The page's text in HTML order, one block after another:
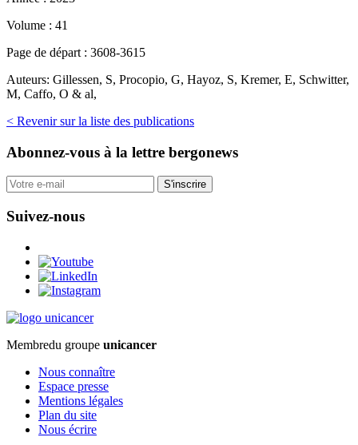
Volume : 41
Page de départ : 3608-3615
Auteurs: Gillessen, S, Procopio, G, Hayoz, S, Kremer, E, Schwitter,
M, Caffo, O & al,
< Revenir sur la liste des publications
Abonnez-vous à la lettre bergonews
S'inscrire
Suivez-nous
Membredu groupe unicancer
Nous connaître
Espace presse
Mentions légales
Plan du site
Nous écrire